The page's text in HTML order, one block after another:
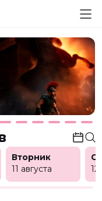
Вторник
11 августа
12